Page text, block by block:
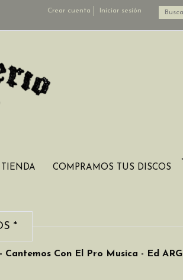
Crear cuenta Iniciar sesión
COMPRAMOS TUS DISCOS
*
Con El Pro Musica - Ed